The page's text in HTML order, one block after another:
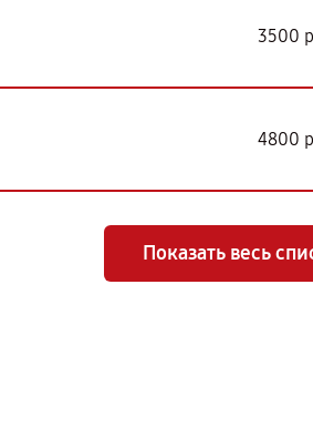
3500 р
4800 р
Показать весь